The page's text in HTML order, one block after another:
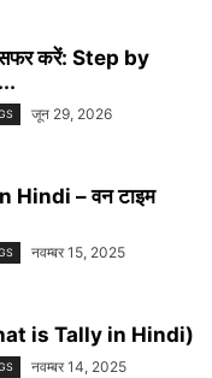
करें: Step by
जून 29, 2026
Hindi – वन टाइम
नवम्बर 15, 2025
is Tally in Hindi)
नवम्बर 14, 2025